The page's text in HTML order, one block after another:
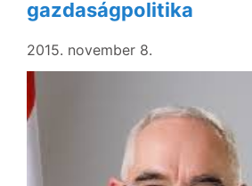
gazdaságpolitika
2015. november 8.